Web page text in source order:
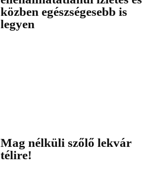
közben egészségesebb is
legyen
Mag nélküli szőlő lekvár
télire!